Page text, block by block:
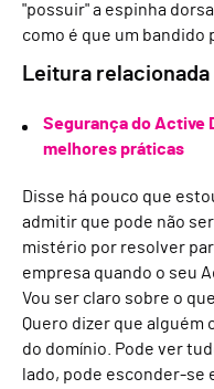
"possuir" a espinha
como é que um bandido
Leitura relacionada
Segurança do Active
melhores práticas
Disse há pouco que
admitir que pode não
mistério por resolver
empresa quando o seu
Vou ser claro sobre o
Quero dizer que
do domínio. Pode ver
lado, pode esconder-se